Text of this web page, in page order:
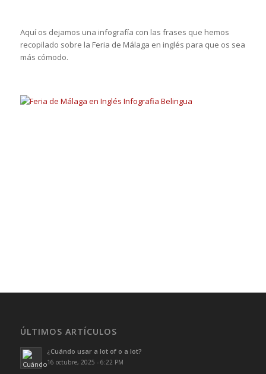
Aquí os dejamos una infografía con las frases que hemos
recopilado sobre la Feria de Málaga en inglés para que os sea
más cómodo.
ÚLTIMOS ARTÍCULOS
¿Cuándo usar a lot of o a lot?
16 octubre, 2025 - 6:22 PM